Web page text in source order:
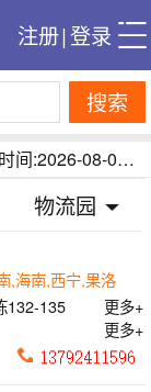
注册|登录
搜索
更新时间:2026-08-09 17:11:19
物流园
,海南,西宁,果洛
132-135
更多+
更多+